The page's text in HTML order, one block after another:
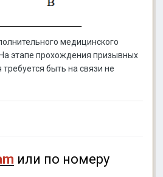
медицинского
этапе прохождения призывных
быть на связи не
или по номеру